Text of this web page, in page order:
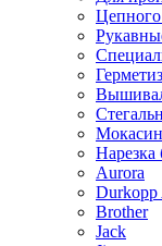
Цепного
Нарезка
Aurora
Durkopp
Brother
Jack